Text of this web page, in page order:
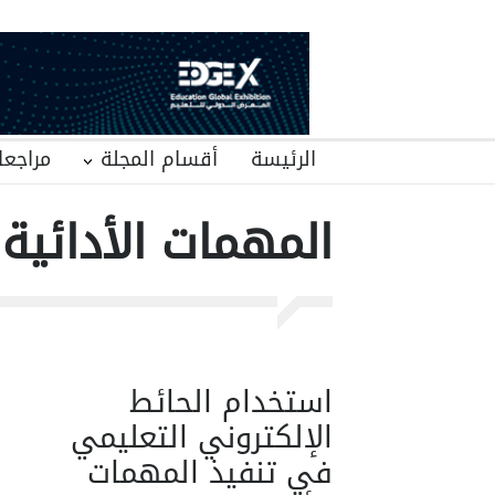
الرئيسة أقسام المجلة
المهمات الأدائية
استخدام الحائط
الإلكتروني التعليمي
في تنفيذ المهمات